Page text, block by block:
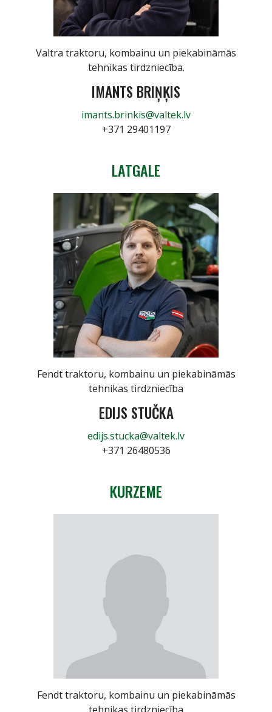
Valtra traktoru, kombainu un piekabināmās
tehnikas tirdzniecība.
IMANTS BRIŅĶIS
imants.brinkis@valtek.lv
+371 29401197
LATGALE
Fendt traktoru, kombainu un piekabināmās
tehnikas tirdzniecība
EDIJS STUČKA
edijs.stucka@valtek.lv
+371 26480536
KURZEME
Fendt traktoru, kombainu un piekabināmās